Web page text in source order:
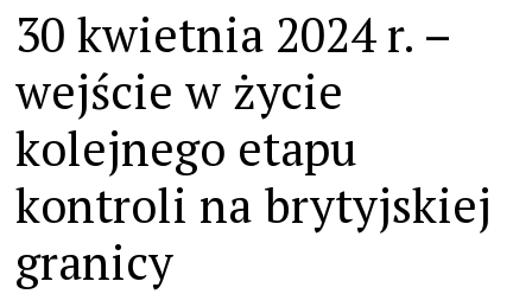
30 kwietnia 2024 r. –
wejście w życie
kolejnego etapu
kontroli na brytyjskiej
granicy